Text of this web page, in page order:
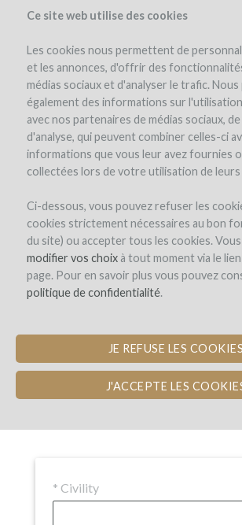
Ce site web utilise des cookies
Les cookies nous permettent de
et les annonces, d'offrir des
médias sociaux et d'analyser le trafic.
également des informations sur
avec nos partenaires de médias sociaux,
d'analyse, qui peuvent combiner celles-ci
informations que vous leur avez fournies
collectées lors de votre utilisation de leurs
Ci-dessous, vous pouvez refuser les
cookies strictement nécessaires au bon
du site) ou accepter tous les cookies.
modifier vos choixà tout moment via le
page. Pour en savoir plus vous pouvez
politique de confidentialité.
JE REFUSE LES COOKIES
J'ACCEPTE LES
Domaine des Coteaux
EXTENSION OF THE
FOR BETTER WINE
Expert opinion Pay-back in Wine
Comments (0)
* Civility